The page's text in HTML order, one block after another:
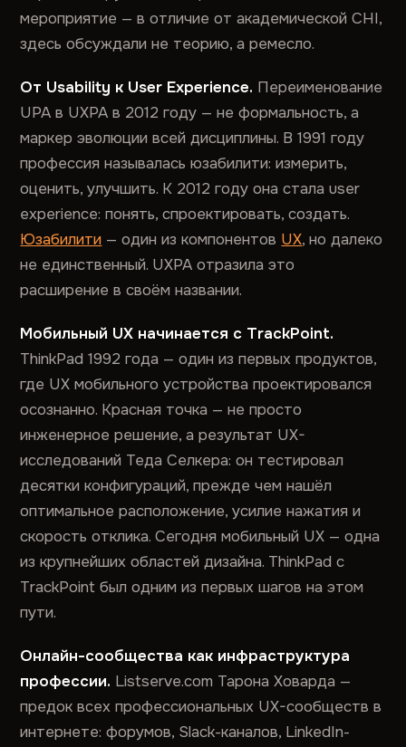
мероприятие — в отличие от академической CHI,
здесь обсуждали не теорию, а ремесло.
От Usability к User Experience. Переименование
UPA в UXPA в 2012 году — не формальность, а
маркер эволюции всей дисциплины. В 1991 году
профессия называлась юзабилити: измерить,
оценить, улучшить. К 2012 году она стала user
experience: понять, спроектировать, создать.
Юзабилити — один из компонентов UX, но далеко
не единственный. UXPA отразила это
расширение в своём названии.
Мобильный UX начинается с TrackPoint.
ThinkPad 1992 года — один из первых продуктов,
где UX мобильного устройства проектировался
осознанно. Красная точка — не просто
инженерное решение, а результат UX-
исследований Теда Селкера: он тестировал
десятки конфигураций, прежде чем нашёл
оптимальное расположение, усилие нажатия и
скорость отклика. Сегодня мобильный UX — одна
из крупнейших областей дизайна. ThinkPad с
TrackPoint был одним из первых шагов на этом
пути.
Онлайн-сообщества как инфраструктура
профессии. Listserve.com Тарона Ховарда —
предок всех профессиональных UX-сообществ в
интернете: форумов, Slack-каналов, LinkedIn-